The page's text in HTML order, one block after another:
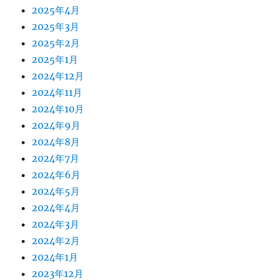
2025年4月
2025年3月
2025年2月
2025年1月
2024年12月
2024年11月
2024年10月
2024年9月
2024年8月
2024年7月
2024年6月
2024年5月
2024年4月
2024年3月
2024年2月
2024年1月
2023年12月